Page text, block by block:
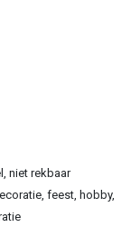
niet rekbaar
feest, hobby,